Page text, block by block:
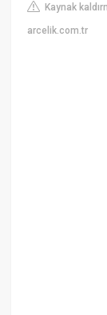
Kaynak
arcelik.com.tr